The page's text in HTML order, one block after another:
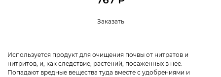
Заказать
Используется продукт для очищения почвы от нитратов и
нитритов, и, как следствие, растений, посаженных в нее.
Попадают вредные вещества туда вместе с удобрениями и